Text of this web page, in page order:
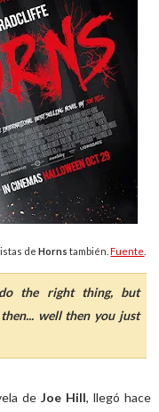
deHornstambién.Fuente
the right thing, but
well then you just
deJoe Hill, llegó hace